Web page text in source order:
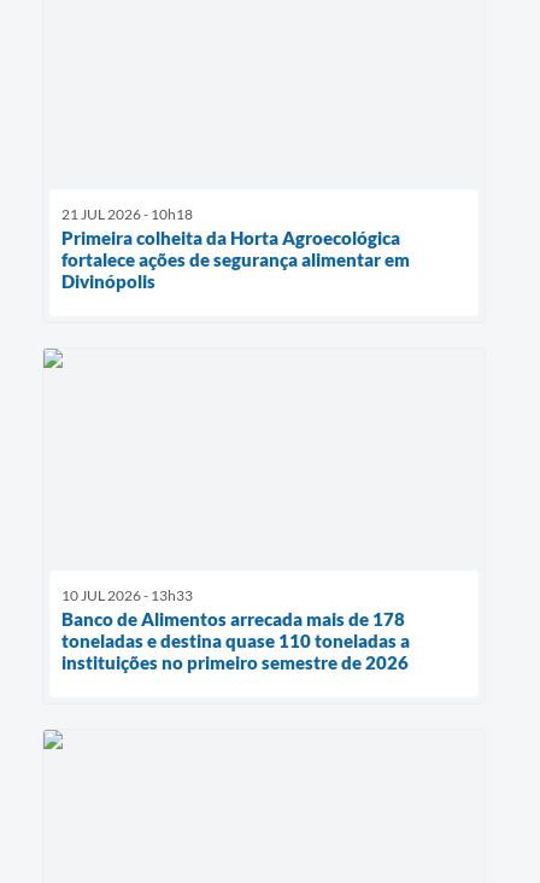
21 JUL 2026 - 10h18
Primeira colheita da Horta Agroecológica
fortalece ações de segurança alimentar em
Divinópolis
10 JUL 2026 - 13h33
Banco de Alimentos arrecada mais de 178
toneladas e destina quase 110 toneladas a
instituições no primeiro semestre de 2026